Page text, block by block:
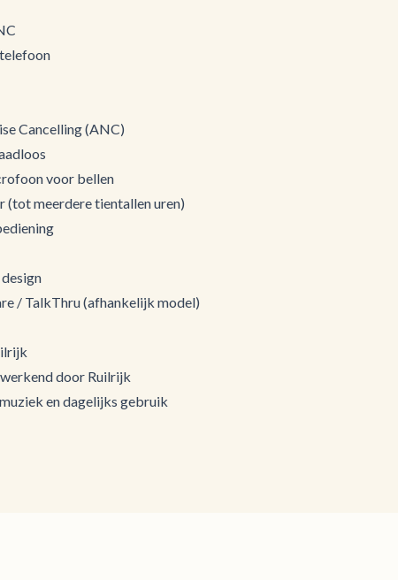
Cancelling (ANC)
voor bellen
(tot meerdere tientallen uren)
/ TalkThru (afhankelijk model)
door Ruilrijk
en dagelijks gebruik